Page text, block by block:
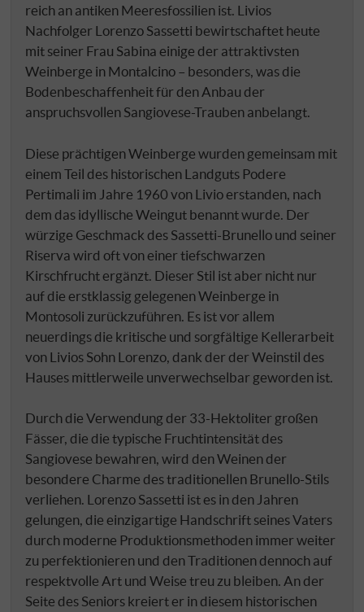
reich an antiken Meeresfossilien ist. Livios
Nachfolger Lorenzo Sassetti bewirtschaftet heute
mit seiner Frau Sabina einige der attraktivsten
Weinberge in Montalcino – besonders, was die
Bodenbeschaffenheit für den Anbau der
anspruchsvollen Sangiovese-Trauben anbelangt.
Diese prächtigen Weinberge wurden gemeinsam mit
einem Teil des historischen Landguts Podere
Pertimali im Jahre 1960 von Livio erstanden, nach
dem das idyllische Weingut benannt wurde. Der
würzige Geschmack des Sassetti-Brunello und seiner
Riserva wird oft von einer tiefschwarzen
Kirschfrucht ergänzt. Dieser Stil ist aber nicht nur
auf die erstklassig gelegenen Weinberge in
Montosoli zurückzuführen. Es ist vor allem
neuerdings die kritische und sorgfältige Kellerarbeit
von Livios Sohn Lorenzo, dank der der Weinstil des
Hauses mittlerweile unverwechselbar geworden ist.
Durch die Verwendung der 33-Hektoliter großen
Fässer, die die typische Fruchtintensität des
Sangiovese bewahren, wird den Weinen der
besondere Charme des traditionellen Brunello-Stils
verliehen. Lorenzo Sassetti ist es in den Jahren
gelungen, die einzigartige Handschrift seines Vaters
durch moderne Produktionsmethoden immer weiter
zu perfektionieren und den Traditionen dennoch auf
respektvolle Art und Weise treu zu bleiben. An der
Seite des Seniors kreiert er in diesem historischen